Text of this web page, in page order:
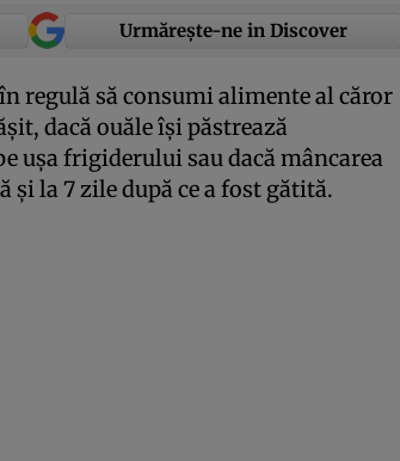
Urmărește-ne in Discover
regulă să consumi alimente al căror
dacă ouăle îşi păstrează
uşa frigiderului sau dacă mâncarea
la 7 zile după ce a fost gătită.